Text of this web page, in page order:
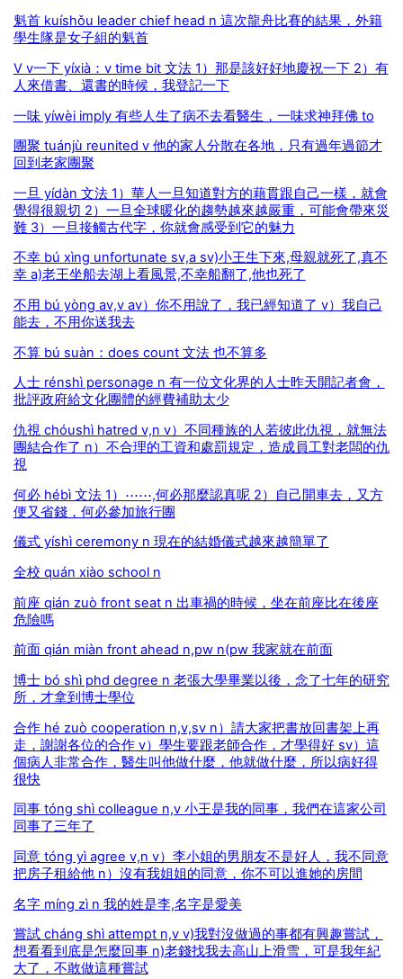
魁首 kuíshǒu leader chief head n 這次龍舟比賽的結果，外籍
學生隊是女子組的魁首
V v一下 yíxià：v time bit 文法 1）那是該好好地慶祝一下 2）有
人來借書、還書的時候，我登記一下
一味 yíwèi imply 有些人生了病不去看醫生，一味求神拜佛 to
團聚 tuánjù reunited v 他的家人分散在各地，只有過年過節才
回到老家團聚
一旦 yídàn 文法 1）華人一旦知道對方的藉貫跟自己一樣，就會
覺得很親切 2）一旦全球暖化的趨勢越來越嚴重，可能會帶來災
難 3）一旦接觸古代字，你就會感受到它的魅力
不幸 bú xìng unfortunate sv,a sv)小王生下來,母親就死了,真不
幸 a)老王坐船去湖上看風景,不幸船翻了,他也死了
不用 bú yòng av,v av）你不用說了，我已經知道了 v）我自己
能去，不用你送我去
不算 bú suàn：does count 文法 也不算多
人士 rénshì personage n 有一位文化界的人士昨天開記者會，
批評政府給文化團體的經費補助太少
仇視 chóushì hatred v,n v）不同種族的人若彼此仇視，就無法
團結合作了 n）不合理的工資和處罰規定，造成員工對老闆的仇
視
何必 hébì 文法 1）⋯⋯,何必那麼認真呢 2）自己開車去，又方
便又省錢，何必參加旅行團
儀式 yíshì ceremony n 現在的結婚儀式越來越簡單了
全校 quán xiào school n
前座 qián zuò front seat n 出車禍的時候，坐在前座比在後座
危險嗎
前面 qián miàn front ahead n,pw n(pw 我家就在前面
博士 bó shì phd degree n 老張大學畢業以後，念了七年的研究
所，才拿到博士學位
合作 hé zuò cooperation n,v,sv n）請大家把書放回書架上再
走，謝謝各位的合作 v）學生要跟老師合作，才學得好 sv）這
個病人非常合作，醫生叫他做什麼，他就做什麼，所以病好得
很快
同事 tóng shì colleague n,v 小王是我的同事，我們在這家公司
同事了三年了
同意 tóng yì agree v,n v）李小姐的男朋友不是好人，我不同意
把房子租給他 n）沒有我姐姐的同意，你不可以進她的房間
名字 míng zì n 我的姓是李,名字是愛美
嘗試 cháng shì attempt n,v v)我對沒做過的事都有興趣嘗試，
想看看到底是怎麼回事 n)老錢找我去高山上滑雪，可是我年紀
大了，不敢做這種嘗試